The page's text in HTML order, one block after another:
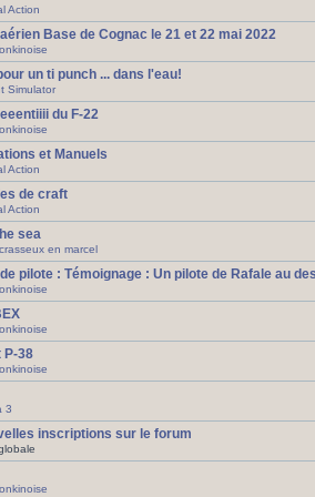
Action
Base de Cognac le 21 et 22 mai 2022
un ti punch ... dans l'eau!
Simulator
du F-22
et Manuels
Action
de craft
Action
sea
en marcel
pilote : Témoignage : Un pilote de Rafale au
P-38
3
inscriptions sur le forum